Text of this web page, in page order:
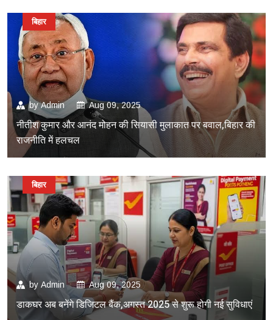
byAdmin Aug 09, 2025
नीतीश कुमार और आनंद मोहन की सियासी मुलाकात पर बवाल,बिहार की
राजनीति में हलचल
बिहार
by Admin Aug 09, 2025
डाकघर अब बनेंगे डिजिटल बैंक,अगस्त 2025 से शुरू होगी नई सुविधाएं
बिहार